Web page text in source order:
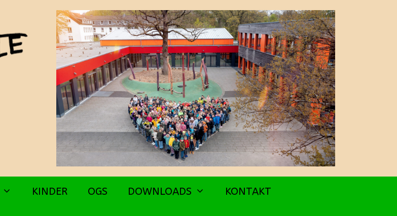
KINDER OGS DOWNLOADS KONTAKT